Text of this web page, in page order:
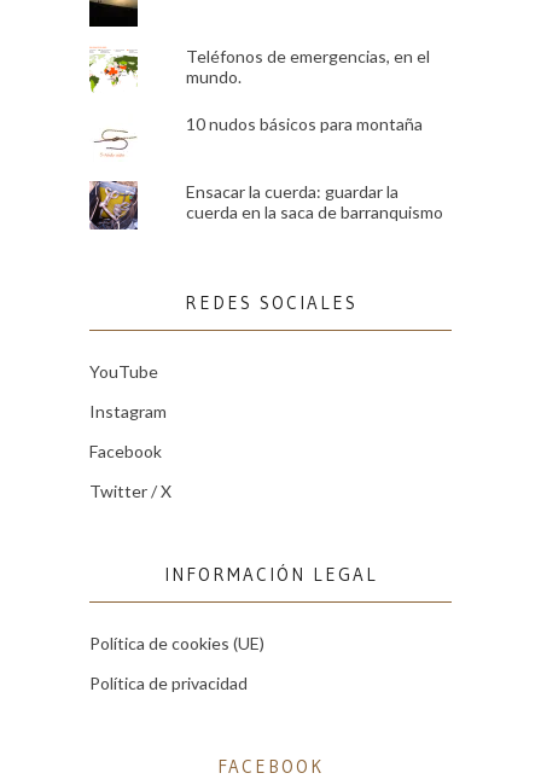
Teléfonos de emergencias, en el
mundo.
10 nudos básicos para montaña
Ensacar la cuerda: guardar la
cuerda en la saca de barranquismo
REDES SOCIALES
YouTube
Instagram
Facebook
Twitter / X
INFORMACIÓN LEGAL
Política de cookies (UE)
Política de privacidad
FACEBOOK